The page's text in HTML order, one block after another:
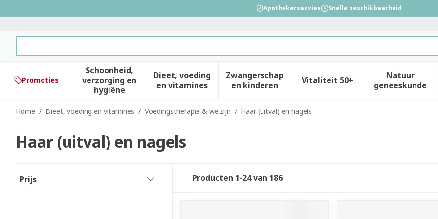
Apothekersadvies Snelle beschikbaarheid
Promoties
Schoonheid,
verzorging en
hygiëne
Toon submenu voor Schoonheid, verzorging en hygiëne categorie
Dieet, voeding
en vitamines
Toon submenu voor Dieet, voeding en vitamines categorie
Zwangerschap
en kinderenToon submenu voor Zwangerschap en
Vitaliteit 50+Toon submenu voor
Natuur
geneeskunde
Toon
Home / Dieet, voeding en vitamines / Voedingstherapie & welzijn / Haar (uitval) en nagels
Haar (uitval) en nagels
Prijs
Producten 1-24van 186